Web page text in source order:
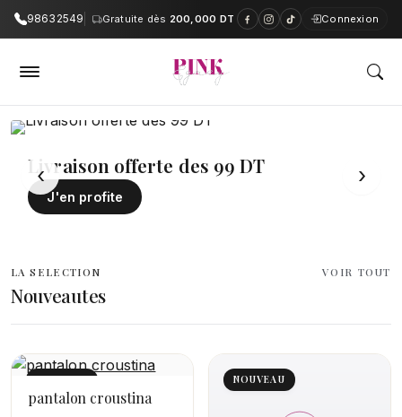
98632549 Gratuite dès 200,000 DT Connexion
PinkAndGrey — Boutique en
Livraison offerte des 99 DT
J'en profite
‹ ›
LA SELECTION
Nouveautes
VOIR TOUT
NOUVEAU
pantalon croustina
NOUVEAU